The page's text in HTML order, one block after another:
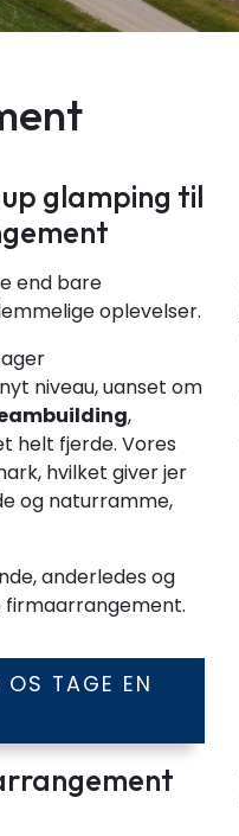
glamping til
end bare
oplevelser.
niveau, uanset om
,
helt fjerde. Vores
hvilket giver jer
og naturramme,
anderledes og
TAGE EN